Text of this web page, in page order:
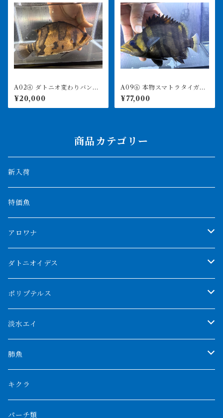
A02④ ダトニオ変わりバン
ド 23.5㎝前後 買取個体
¥20,000
A09⑥ 本物スマトラタイガ
ー セミショート 18㎝前
後 イエロー
¥77,000
商品カテゴリー
新入荷
特価魚
アロワナ
クンパイ
アブソリュートレッド
AGUS スーパーレッドF4
特殊アロワナ
厳選 過背金龍
フルゴールデンクロスバック
BILLY-KENオリジナルブランド紅龍
ダトニオイデス
シャムタイガー
特殊ダトニオ
ダトニオプラスワン
リアルバンド
フォークバンド
フォーバータイガー
メニーバータイガー
ポリプテルス
モンスターポリプ
特殊ポリプ
プラチナ個体
ショート個体
ハイブリッドポリプ
エンドリケリー
淡水エイ
シナガワダイヤ
ダイヤモンドポルカ
クロコダイル
肺魚
ネオケラ
その他肺魚
キクラ
パーチ類